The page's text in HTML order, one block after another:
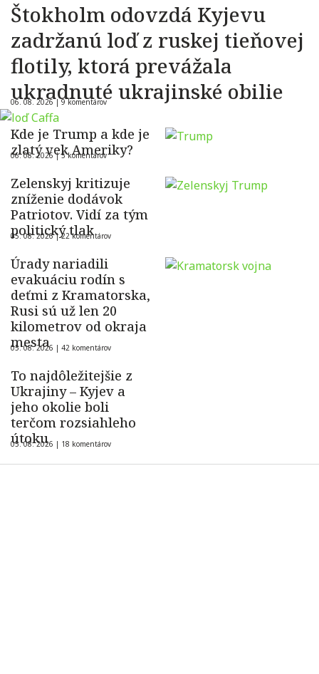
Štokholm odovzdá Kyjevu
zadržanú loď z ruskej tieňovej
flotily, ktorá prevážala
ukradnuté ukrajinské obilie
06. 08. 2026 |9 komentárov
Kde je Trump a kde je
zlatý vek Ameriky?
06. 08. 2026 |5 komentárov
Zelenskyj kritizuje
zníženie dodávok
Patriotov. Vidí za tým
politický tlak
05. 08. 2026 |22 komentárov
Úrady nariadili
evakuáciu rodín s
deťmi z Kramatorska,
Rusi sú už len 20
kilometrov od okraja
mesta
05. 08. 2026 | 42 komentárov
To najdôležitejšie z
Ukrajiny – Kyjev a
jeho okolie boli
terčom rozsiahleho
útoku
05. 08. 2026 | 18 komentárov